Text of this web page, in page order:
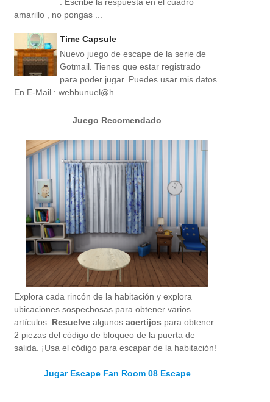
amarillo , no pongas ...
Time Capsule
Nuevo juego de escape de la serie de
Gotmail. Tienes que estar registrado
para poder jugar. Puedes usar mis datos.
En E-Mail : webbunuel@h...
Juego Recomendado
Explora cada rincón de la habitación y explora
ubicaciones sospechosas para obtener varios
artículos. Resuelve algunos acertijos para obtener
2 piezas del código de bloqueo de la puerta de
salida. ¡Usa el código para escapar de la habitación!
Jugar Escape Fan Room 08 Escape